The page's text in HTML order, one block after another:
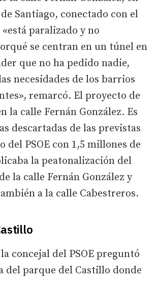
Santiago, conectado con el
paralizado y no
se centran en un túnel en
que no ha pedido nadie,
necesidades de los barrios
remarcó. El proyecto de
la calle Fernán González. Es
descartadas de las previstas
del PSOE con 1,5 millones de
la peatonalización del
la calle Fernán González y
a la calle Cabestreros.
concejal del PSOE preguntó
del parque del Castillo donde